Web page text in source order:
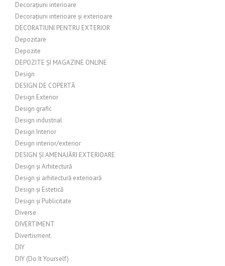
Decorațiuni interioare
Decorațiuni interioare și exterioare
DECORATIUNI PENTRU EXTERIOR
Depozitare
Depozite
DEPOZITE ȘI MAGAZINE ONLINE
Design
DESIGN DE COPERTĂ
Design Exterior
Design grafic
Design industrial
Design Interior
Design interior/exterior
DESIGN ȘI AMENAJĂRI EXTERIOARE
Design și Arhitectură
Design și arhitectură exterioară
Design și Estetică
Design și Publicitate
Diverse
DIVERTIMENT
Divertisment
DIY
DIY (Do It Yourself)